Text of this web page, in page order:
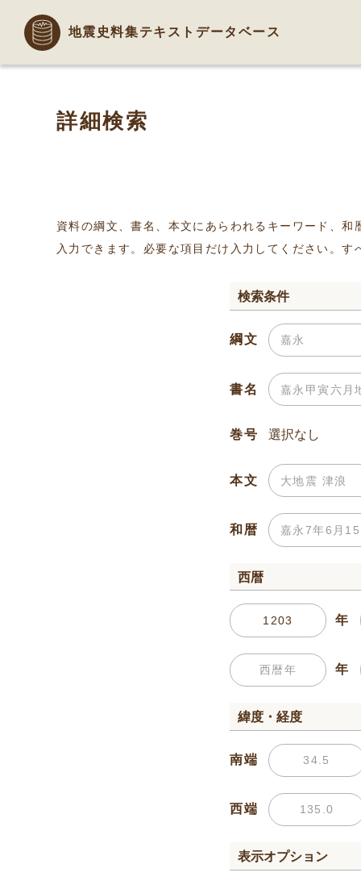
地震史料集テキストデータベース
詳細検索
資料の綱文、書名、本文にあらわれるキーワード、
入力できます。必要な項目だけ入力してください。
検索条件
綱文
書名
巻号
本文
和暦
西暦
年
年
緯度・経度
南端
西端
表示オプション